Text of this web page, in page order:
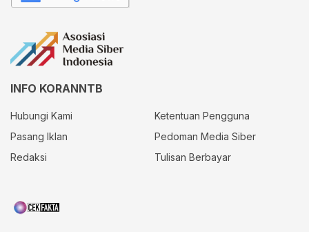
INFO KORANNTB
Hubungi Kami
Ketentuan Pengguna
Pasang Iklan
Pedoman Media Siber
Redaksi
Tulisan Berbayar